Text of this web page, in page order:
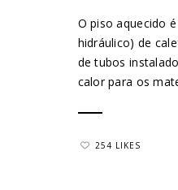
O piso aquecido
hidráulico) de
de tubos
calor para os
254 LIKES